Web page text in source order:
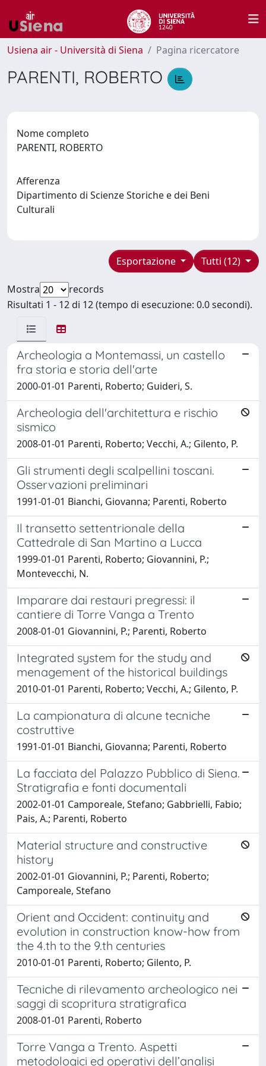
Usiena air - Università di Siena Pagina ricercatore
PARENTI, ROBERTO
Nome completo
PARENTI, ROBERTO
Afferenza
Dipartimento di Scienze Storiche e dei Beni
Culturali
Tutti (12)
Esportazione
Mostra
records
Risultati 1 - 12 di 12 (tempo di esecuzione: 0.0 secondi).
Archeologia a Montemassi, un castello
fra storia e storia dell'arte
2000-01-01 Parenti, Roberto; Guideri, S.
Archeologia dell'architettura e rischio
sismico
2008-01-01 Parenti, Roberto; Vecchi, A.; Gilento, P.
Gli strumenti degli scalpellini toscani.
Osservazioni preliminari
1991-01-01 Bianchi, Giovanna; Parenti, Roberto
Il transetto settentrionale della
Cattedrale di San Martino a Lucca
1999-01-01 Parenti, Roberto; Giovannini, P.;
Montevecchi, N.
Imparare dai restauri pregressi: il
cantiere di Torre Vanga a Trento
2008-01-01 Giovannini, P.; Parenti, Roberto
Integrated system for the study and
menagement of the historical buildings
2010-01-01 Parenti, Roberto; Vecchi, A.; Gilento, P.
La campionatura di alcune tecniche
costruttive
1991-01-01 Bianchi, Giovanna; Parenti, Roberto
La facciata del Palazzo Pubblico di Siena.
Stratigrafia e fonti documentali
2002-01-01 Camporeale, Stefano; Gabbrielli, Fabio;
Pais, A.; Parenti, Roberto
Material structure and constructive
history
2002-01-01 Giovannini, P.; Parenti, Roberto;
Camporeale, Stefano
Orient and Occident: continuity and
evolution in construction know-how from
the 4.th to the 9.th centuries
2010-01-01 Parenti, Roberto; Gilento, P.
Tecniche di rilevamento archeologico nei
saggi di scopritura stratigrafica
2008-01-01 Parenti, Roberto
Torre Vanga a Trento. Aspetti
metodologici ed operativi dell’analisi